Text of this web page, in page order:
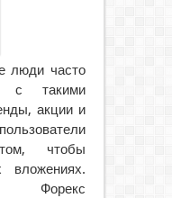
люди часто
с такими
акции и
чтобы
вложениях.
Форекс